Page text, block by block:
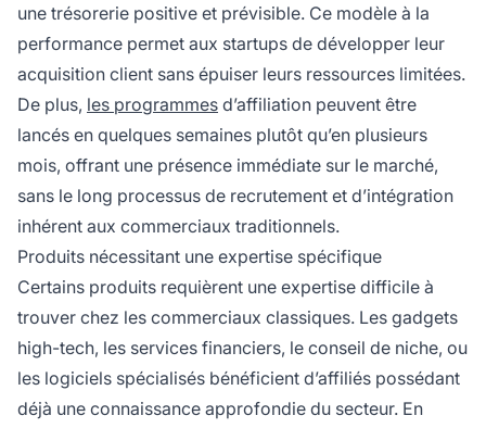
une trésorerie positive et prévisible. Ce modèle à la
performance permet aux startups de développer leur
acquisition client sans épuiser leurs ressources limitées.
De plus, les programmes d’affiliation peuvent être
lancés en quelques semaines plutôt qu’en plusieurs
mois, offrant une présence immédiate sur le marché,
sans le long processus de recrutement et d’intégration
inhérent aux commerciaux traditionnels.
Produits nécessitant une expertise spécifique
Certains produits requièrent une expertise difficile à
trouver chez les commerciaux classiques. Les gadgets
high-tech, les services financiers, le conseil de niche, ou
les logiciels spécialisés bénéficient d’affiliés possédant
déjà une connaissance approfondie du secteur. En